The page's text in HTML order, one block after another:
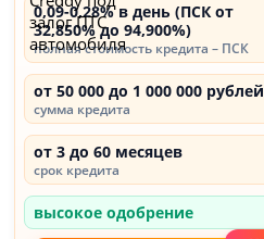
0,09-0,28% в день (ПСК от
32,850% до 94,900%)
полная стоимость кредита – ПСК
от 50 000 до 1 000 000 рублей
сумма кредита
от 3 до 60 месяцев
срок кредита
высокое одобрение